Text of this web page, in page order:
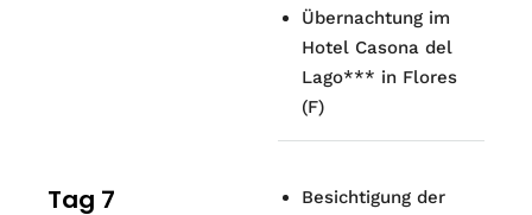
Übernachtung im
Hotel Casona del
Lago*** in Flores
(F)
Tag 7
Besichtigung der